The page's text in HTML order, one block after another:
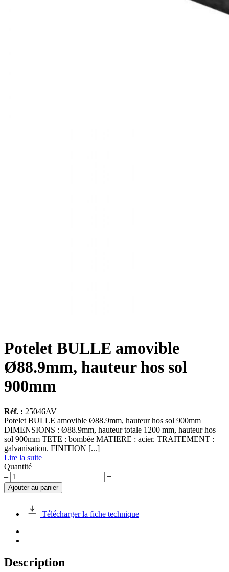
Potelet BULLE amovible
Ø88.9mm, hauteur hos sol
900mm
Réf. : 25046AV
Potelet BULLE amovible Ø88.9mm, hauteur hos sol 900mm
DIMENSIONS : Ø88.9mm, hauteur totale 1200 mm, hauteur hos
sol 900mm TETE : bombée MATIERE : acier. TRAITEMENT :
galvanisation. FINITION [...]
Lire la suite
Quantité
quantité
de
Potelet
amovible
hauteur
900mm
– +
Ajouter au panier
Télécharger la fiche technique
Description